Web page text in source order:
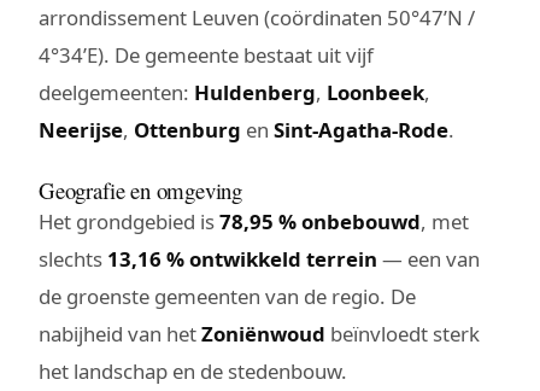
arrondissement Leuven (coördinaten 50°47’N /
4°34’E). De gemeente bestaat uit vijf
deelgemeenten: Huldenberg, Loonbeek,
Neerijse, Ottenburg en Sint-Agatha-Rode.
Geografie en omgeving
Het grondgebied is78,95 % onbebouwd, met
slechts 13,16 % ontwikkeld terrein — een van
de groenste gemeenten van de regio. De
nabijheid van hetZoniënwoud beïnvloedt sterk
het landschap en de stedenbouw.